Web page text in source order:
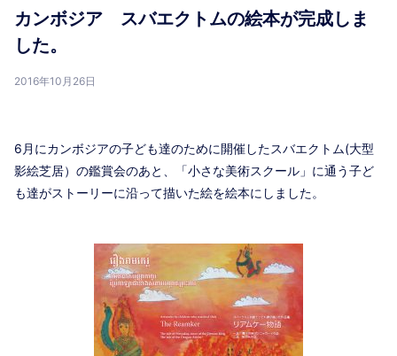
カンボジア スバエクトムの絵本が完成しま
した。
2016年10月26日
6月にカンボジアの子ども達のために開催したスバエクトム(大型
影絵芝居）の鑑賞会のあと、「小さな美術スクール」に通う子ど
も達がストーリーに沿って描いた絵を絵本にしました。